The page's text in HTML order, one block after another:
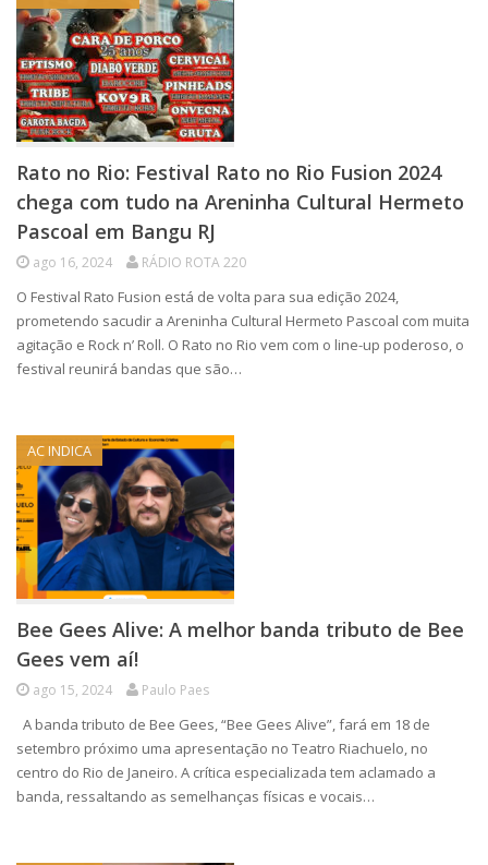
Rato no Rio: Festival Rato no Rio Fusion 2024
chega com tudo na Areninha Cultural Hermeto
Pascoal em Bangu RJ
ago 16, 2024 RÁDIO ROTA 220
O Festival Rato Fusion está de volta para sua edição 2024,
prometendo sacudir a Areninha Cultural Hermeto Pascoal com muita
agitação e Rock n’ Roll. O Rato no Rio vem com o line-up poderoso, o
festival reunirá bandas que são…
AC INDICA
Bee Gees Alive: A melhor banda tributo de Bee
Gees vem aí!
ago 15, 2024 Paulo Paes
A banda tributo de Bee Gees, “Bee Gees Alive”, fará em 18 de
setembro próximo uma apresentação no Teatro Riachuelo, no
centro do Rio de Janeiro. A crítica especializada tem aclamado a
banda, ressaltando as semelhanças físicas e vocais…